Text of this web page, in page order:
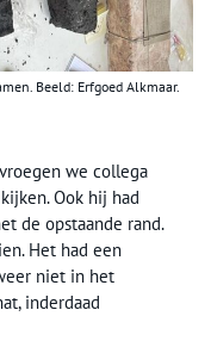
Beeld: Erfgoed Alkmaar.
we collega
Ook hij had
de opstaande rand.
Het had een
niet in het
inderdaad